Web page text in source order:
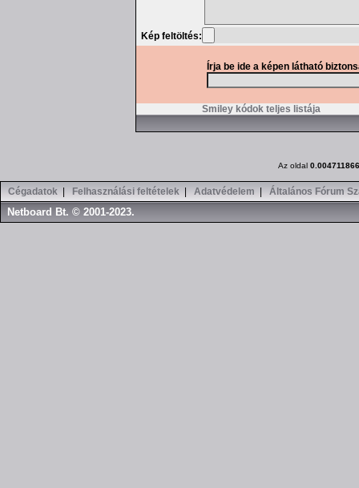
Kép feltöltés:
Írja be ide a képen látható
Smiley kódok teljes listája
Az oldal
Cégadatok Felhasználási feltételek Adatvédelem Általános Fórum
Netboard Bt. © 2001-2023.